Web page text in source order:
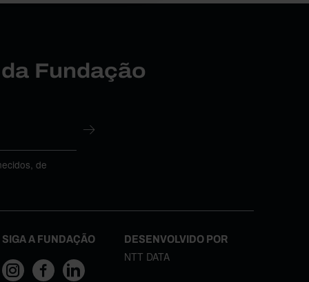
Fundação
de
SIGA A FUNDAÇÃO DESENVOLVIDO POR
NTT DATA